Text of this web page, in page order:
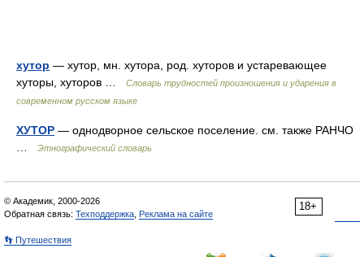
хутор — хутор, мн. хутора, род. хуторов и устаревающее
хуторы, хуторов …
Словарь трудностей произношения и ударения в
современном русском языке
ХУТОР — однодворное сельское поселение. см. также РАНЧО
Этнографический словарь
18+
© Академик, 2000-2026
Обратная связь: Техподдержка Реклама на сайте
👣 Путешествия